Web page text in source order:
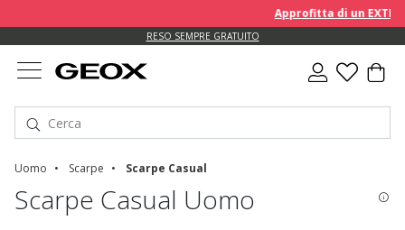
Approfitta di un EXTRA
RESO SEMPRE GRATUITO
Uomo Scarpe Scarpe Casual
Scarpe Casual Uomo